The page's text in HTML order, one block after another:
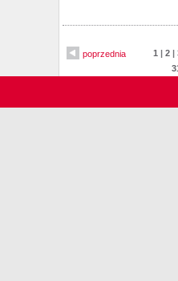
poprzednia 1 | 2|